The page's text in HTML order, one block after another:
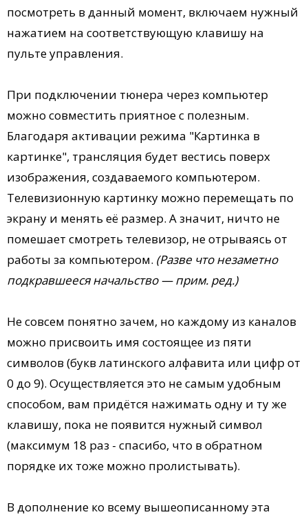
посмотреть в данный момент, включаем нужный
нажатием на соответствующую клавишу на
пульте управления.
При подключении тюнера через компьютер
можно совместить приятное с полезным.
Благодаря активации режима "Картинка в
картинке", трансляция будет вестись поверх
изображения, создаваемого компьютером.
Телевизионную картинку можно перемещать по
экрану и менять её размер. А значит, ничто не
помешает смотреть телевизор, не отрываясь от
работы за компьютером. (Разве что незаметно
подкравшееся начальство — прим. ред.)
Не совсем понятно зачем, но каждому из каналов
можно присвоить имя состоящее из пяти
символов (букв латинского алфавита или цифр от
0 до 9). Осуществляется это не самым удобным
способом, вам придётся нажимать одну и ту же
клавишу, пока не появится нужный символ
(максимум 18 раз - спасибо, что в обратном
порядке их тоже можно пролистывать).
В дополнение ко всему вышеописанному эта